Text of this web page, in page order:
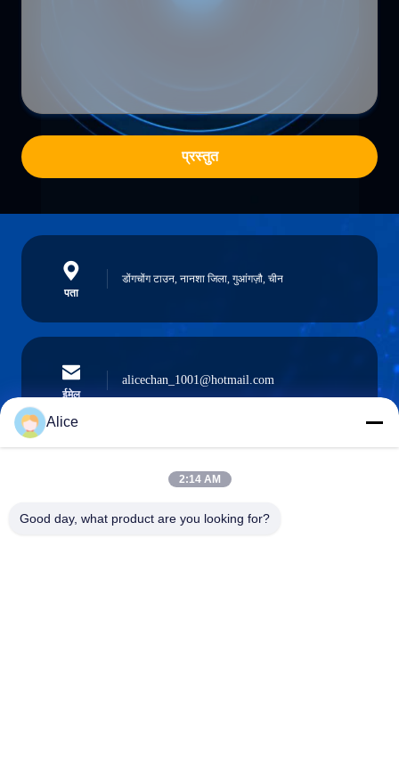
प्रस्तुत
पता
डोंगचोंग टाउन, नानशा जिला, गुआंगज़ौ, चीन
ईमेल
alicechan_1001@hotmail.com
0086-15914233525
Alice
2:14 AM
Good day, what product are you looking for?